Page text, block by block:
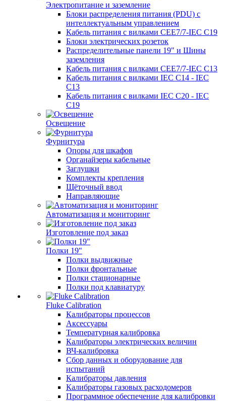
Электропитание и заземление
Блоки распределения питания (PDU) с
интеллектуальным управлением
Кабель питания с вилками CEE7/7-IEC C19
Блоки электрических розеток
Распределительные панели 19" и Шины
заземления
Кабель питания с вилками CEE7/7-IEC C13
Кабель питания с вилками IEC C14 - IEC
C13
Кабель питания с вилками IEC C20 - IEC
C19
Освещение
Фурнитура
Опоры для шкафов
Органайзеры кабельные
Заглушки
Комплекты крепления
Щёточный ввод
Направляющие
Автоматизация и мониторинг
Изготовление под заказ
Полки 19"
Полки выдвижные
Полки фронтальные
Полки стационарные
Полки под клавиатуру
Fluke Calibration
Калибраторы процессов
Аксессуары
Температурная калибровка
Калибраторы электрических величин
ВЧ-калибровка
Сбор данных и оборудование для
испытаний
Калибраторы давления
Калибраторы газовых расходомеров
Программное обеспечение для калибровки